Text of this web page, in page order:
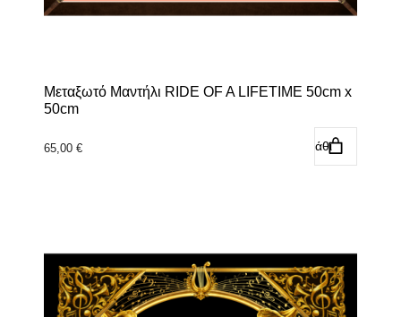
Μεταξωτό Μαντήλι RIDE OF A LIFETIME 50cm x
50cm
65,00 € Προσθήκη στο καλάθι